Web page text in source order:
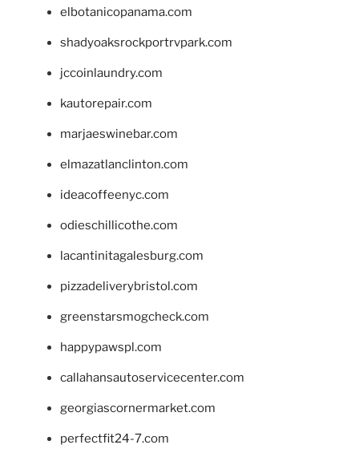
elbotanicopanama.com
shadyoaksrockportrvpark.com
jccoinlaundry.com
kautorepair.com
marjaeswinebar.com
elmazatlanclinton.com
ideacoffeenyc.com
odieschillicothe.com
lacantinitagalesburg.com
pizzadeliverybristol.com
greenstarsmogcheck.com
happypawspl.com
callahansautoservicecenter.com
georgiascornermarket.com
perfectfit24-7.com